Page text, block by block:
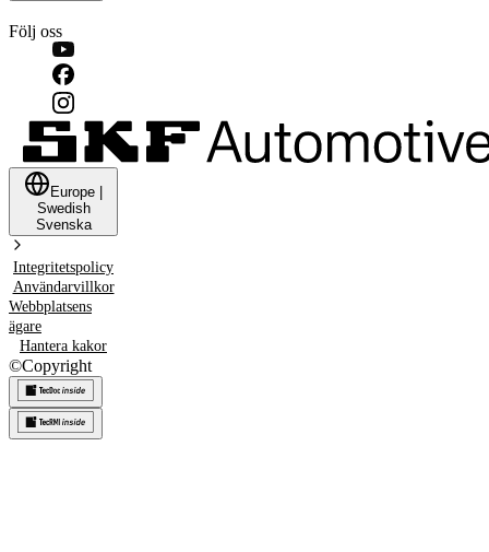
Följ oss
Europe
Swedish
Svenska
Integritetspolicy
Användarvillkor
Webbplatsens
ägare
Hantera kakor
©Copyright